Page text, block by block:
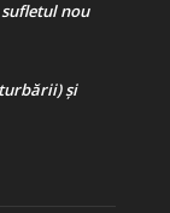
nou
şi